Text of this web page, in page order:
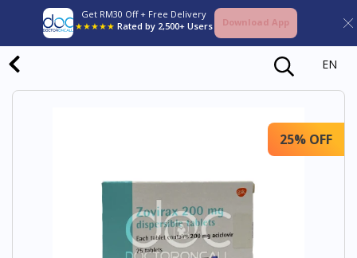
Get RM30 Off + Free Delivery
★★★★★ Rated by 2,500+ Users Download App
EN
25% OFF